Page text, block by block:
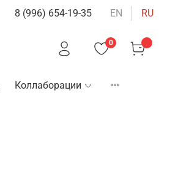
8 (996) 654-19-35 EN RU
0
Коллаборации